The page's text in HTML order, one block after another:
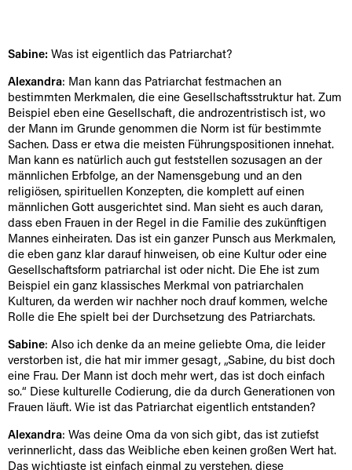
Sabine: Was ist eigentlich das Patriarchat?
Alexandra: Man kann das Patriarchat festmachen an
bestimmten Merkmalen, die eine Gesellschaftsstruktur hat. Zum
Beispiel eben eine Gesellschaft, die androzentristisch ist, wo
der Mann im Grunde genommen die Norm ist für bestimmte
Sachen. Dass er etwa die meisten Führungspositionen innehat.
Man kann es natürlich auch gut feststellen sozusagen an der
männlichen Erbfolge, an der Namensgebung und an den
religiösen, spirituellen Konzepten, die komplett auf einen
männlichen Gott ausgerichtet sind. Man sieht es auch daran,
dass eben Frauen in der Regel in die Familie des zukünftigen
Mannes einheiraten. Das ist ein ganzer Punsch aus Merkmalen,
die eben ganz klar darauf hinweisen, ob eine Kultur oder eine
Gesellschaftsform patriarchal ist oder nicht. Die Ehe ist zum
Beispiel ein ganz klassisches Merkmal von patriarchalen
Kulturen, da werden wir nachher noch drauf kommen, welche
Rolle die Ehe spielt bei der Durchsetzung des Patriarchats.
Sabine: Also ich denke da an meine geliebte Oma, die leider
verstorben ist, die hat mir immer gesagt, „Sabine, du bist doch
eine Frau. Der Mann ist doch mehr wert, das ist doch einfach
so.“ Diese kulturelle Codierung, die da durch Generationen von
Frauen läuft. Wie ist das Patriarchat eigentlich entstanden?
Alexandra: Was deine Oma da von sich gibt, das ist zutiefst
verinnerlicht, dass das Weibliche eben keinen großen Wert hat.
Das wichtigste ist einfach einmal zu verstehen, diese